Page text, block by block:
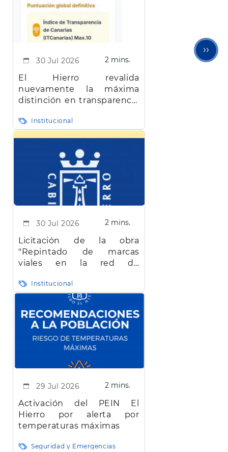
30 Jul 2026 2 mins.
El Hierro revalida
nuevamente la máxima
distinción en transparencia
Institucional
30 Jul 2026 2 mins.
Licitación de la obra
"Repintado de marcas
viales en la red de
Hierro"
Institucional
29 Jul 2026 2 mins.
Activación del PEIN El
Hierro por alerta por
temperaturas máximas
Seguridad y Emergencias
››